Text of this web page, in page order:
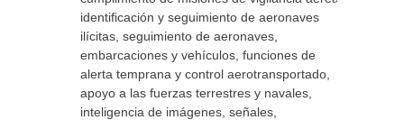
identificación y seguimiento de aeronaves
ilícitas, seguimiento de aeronaves,
embarcaciones y vehículos, funciones de
alerta temprana y control aerotransportado,
apoyo a las fuerzas terrestres y navales,
inteligencia de imágenes, señales,